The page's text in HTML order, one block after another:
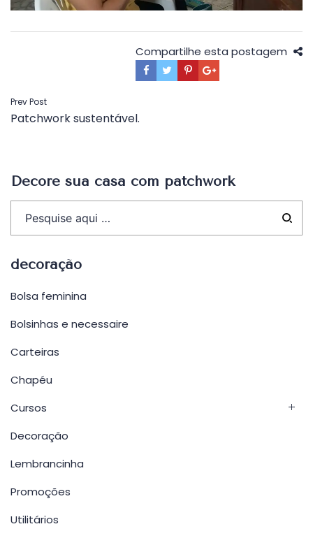
Compartilhe esta postagem
Navegação
de
Prev Post
Patchwork sustentável.
Decore sua casa com patchwork
decoração
Bolsa feminina
Bolsinhas e necessaire
Carteiras
Chapéu
Cursos
Decoração
Lembrancinha
Promoções
Utilitários